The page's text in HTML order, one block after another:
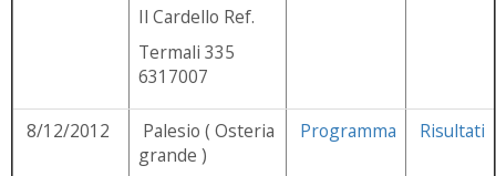
Il Cardello Ref.
Termali 335
6317007
8/12/2012
Palesio ( Osteria
grande )
Programma Risultati